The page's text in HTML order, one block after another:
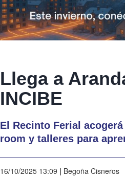
Llega a
INCIBE
El Recinto Ferial
room y talleres para
16/10/2025 13:09 | Begoña Cisneros